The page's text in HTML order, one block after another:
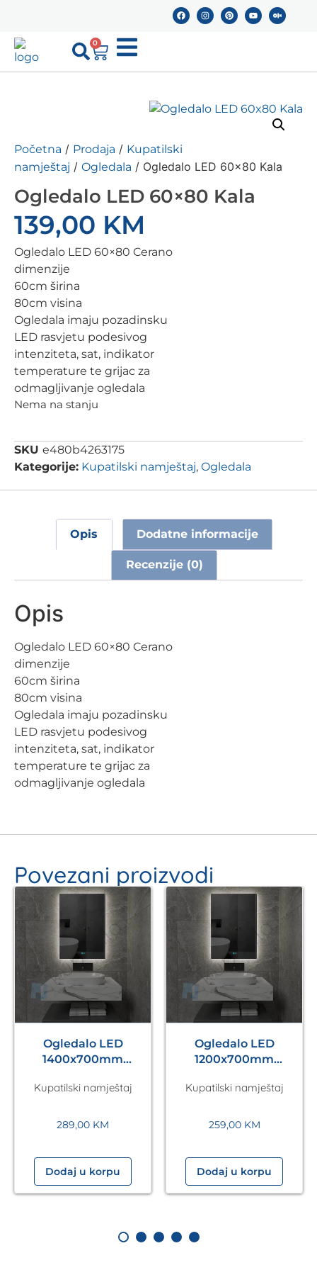
0
Početna / Prodaja / Kupatilski
namještaj / Ogledala / Ogledalo LED 60×80 Kala
Ogledalo LED 60×80 Kala
139,00 KM
Ogledalo LED 60×80 Cerano
dimenzije
60cm širina
80cm visina
Ogledala imaju pozadinsku
LED rasvjetu podesivog
intenziteta, sat, indikator
temperature te grijac za
odmagljivanje ogledala
Nema na stanju
SKU e480b4263175
Kategorije: Kupatilski namještaj, Ogledala
Opis Dodatne informacije
Recenzije (0)
Opis
Ogledalo LED 60×80 Cerano
dimenzije
60cm širina
80cm visina
Ogledala imaju pozadinsku
LED rasvjetu podesivog
intenziteta, sat, indikator
temperature te grijac za
odmagljivanje ogledala
Povezani proizvodi
Ogledalo LED
1400x700mm
Kupatilski namještaj
289,00 KM
Dodaj u korpu
Ogledalo LED
1200x700mm
Kupatilski namještaj
259,00 KM
Dodaj u korpu